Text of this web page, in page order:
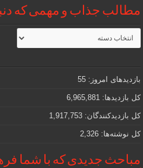
مطالب جذاب و مهمی که
مطالب
جذاب
و
که
دنبالش
هستید
بازدیدهای امروز:55
کل بازدیدها: 6,965,881
کل بازدیدکنند‌گان:1,917,753
کل نوشته‌ها:2,326
مباحث جدیدی که با شما